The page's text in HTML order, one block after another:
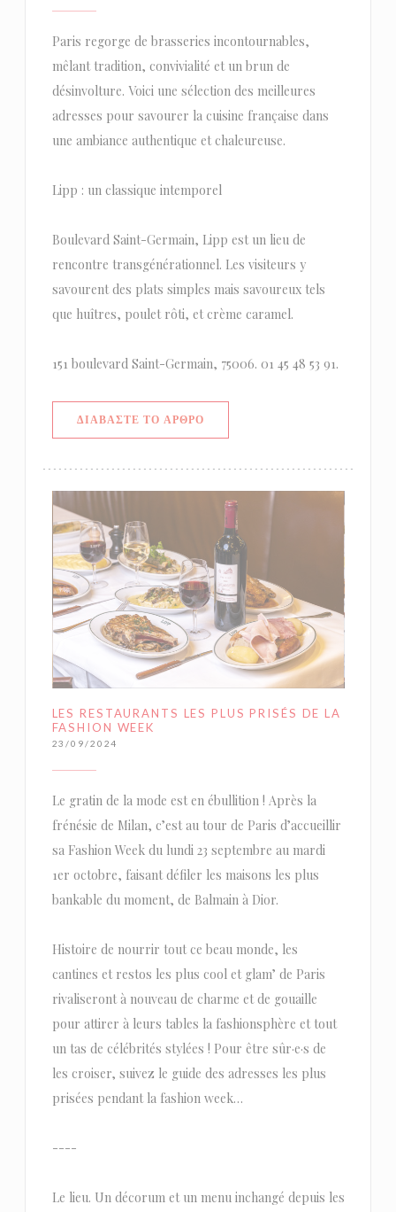
Paris regorge de brasseries incontournables,
mêlant tradition, convivialité et un brun de
désinvolture. Voici une sélection des meilleures
adresses pour savourer la cuisine française dans
une ambiance authentique et chaleureuse.
Lipp : un classique intemporel
Boulevard Saint-Germain, Lipp est un lieu de
rencontre transgénérationnel. Les visiteurs y
savourent des plats simples mais savoureux tels
que huîtres, poulet rôti, et crème caramel.
151 boulevard Saint-Germain, 75006. 01 45 48 53 91.
ΔΙΑΒΆΣΤΕ ΤΟ ΆΡΘΡΟ((ΑΝΟΊΓΕΙ ΣΕ ΝΈΟ ΠΑΡΆΘΥΡΟ))
LES RESTAURANTS LES PLUS PRISÉS DE LA
FASHION WEEK
23/09/2024
Le gratin de la mode est en ébullition ! Après la
frénésie de Milan, c’est au tour de Paris d’accueillir
sa Fashion Week du lundi 23 septembre au mardi
1er octobre, faisant défiler les maisons les plus
bankable du moment, de Balmain à Dior.
Histoire de nourrir tout ce beau monde, les
cantines et restos les plus cool et glam’ de Paris
rivaliseront à nouveau de charme et de gouaille
pour attirer à leurs tables la fashionsphère et tout
un tas de célébrités stylées ! Pour être sûr·e·s de
les croiser, suivez le guide des adresses les plus
prisées pendant la fashion week…
----
Le lieu. Un décorum et un menu inchangé depuis les